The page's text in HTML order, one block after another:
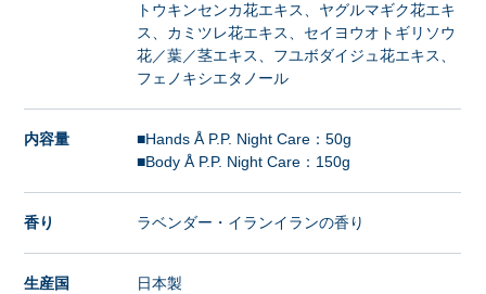
トウキンセンカ花エキス、ヤグルマギク花エキ
ス、カミツレ花エキス、セイヨウオトギリソウ
花／葉／茎エキス、フユボダイジュ花エキス、
フェノキシエタノール
内容量
■Hands Å P.P. Night Care：50g
■Body Å P.P. Night Care：150g
香り ラベンダー・イランイランの香り
生産国 日本製